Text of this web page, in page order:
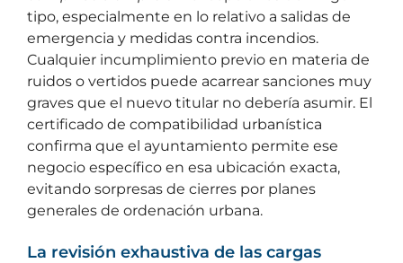
tipo, especialmente en lo relativo a salidas de
emergencia y medidas contra incendios.
Cualquier incumplimiento previo en materia de
ruidos o vertidos puede acarrear sanciones muy
graves que el nuevo titular no debería asumir. El
certificado de compatibilidad urbanística
confirma que el ayuntamiento permite ese
negocio específico en esa ubicación exacta,
evitando sorpresas de cierres por planes
generales de ordenación urbana.
La revisión exhaustiva de las cargas